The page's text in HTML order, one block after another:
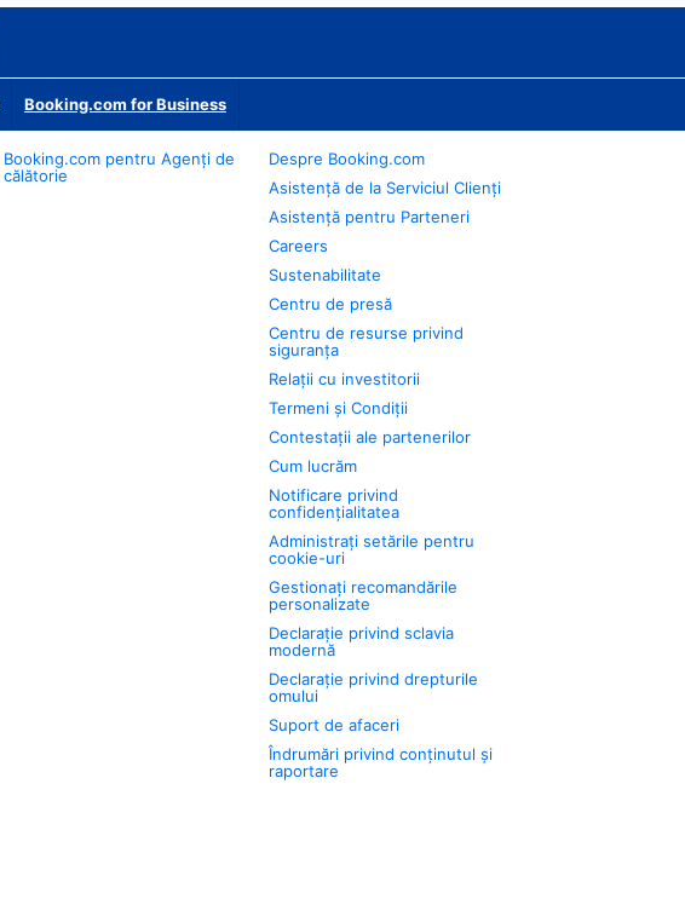
Booking.com for Business
Booking.com pentru Agenți de
călătorie
Despre Booking.com
Asistență de la Serviciul Clienți
Asistență pentru Parteneri
Careers
Sustenabilitate
Centru de presă
Centru de resurse privind
siguranța
Relații cu investitorii
Termeni și Condiții
Contestații ale partenerilor
Cum lucrăm
Notificare privind
confidențialitatea
Administrați setările pentru
cookie-uri
Gestionați recomandările
personalizate
Declarație privind sclavia
modernă
Declarație privind drepturile
omului
Suport de afaceri
Îndrumări privind conținutul și
raportare